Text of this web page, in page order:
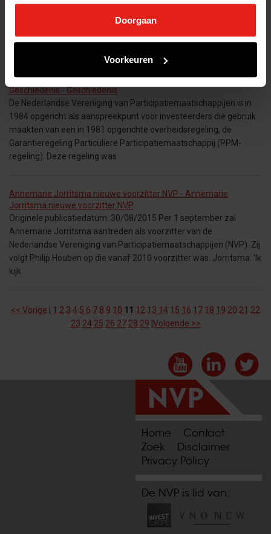
Doorgaan
Voorkeuren
sterk gestegen - Toename in durfkapitaal voor jonge
ondernemingen - Zorg en life-sciences opkomende sector -
Geschiedenis - Geschiedenis
De Nederlandse Vereniging van Participatiemaatschappijen is in
1984 opgericht als aanspreekpunt voor investeerders die gebruik
maakten van een in 1981 opgerichte overheidsregeling, de
Garantieregeling Particuliere Participatiemaatschappij (PPM-
regeling). Deze regeling was
Annemarie Jorritsma nieuwe voorzitter NVP - Annemarie
Jorritsma nieuwe voorzitter NVP
Originele publicatiedatum: 30/08/2015 Per 1 september zal
Annemarie Jorritsma aantreden als voorzitter van de
Nederlandse Vereniging van Participatiemaatschappijen (NVP). Zij
volgt Philip Houben op die vanaf 2010 voorzitter was. Jorritsma: ‘Ik
kijk
<< Vorige 1 2 3 4 5 6 7 8 9 10 11 12 13 14 15 16 17 18 19 20 21 22
23 24 25 26 27 28 29 Volgende >>
Home
Contact
Zoek
Disclaimer
Privacy Policy
De NVP is lid van: